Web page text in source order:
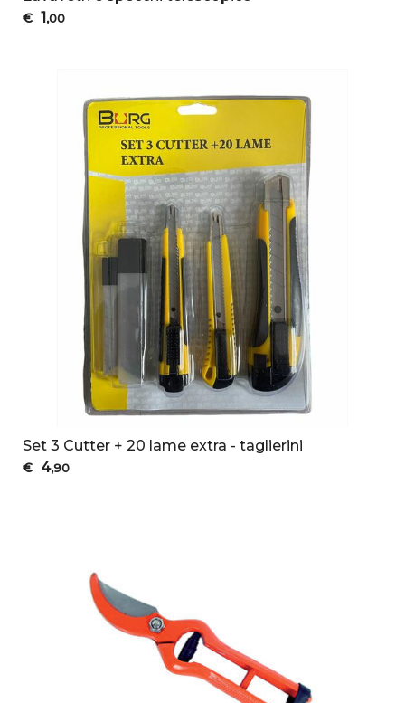
€ 1,00
Set 3 Cutter + 20 lame extra - taglierini
€ 4,90